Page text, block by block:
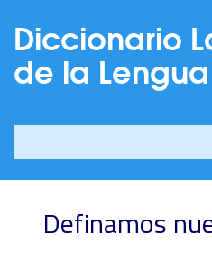
Diccionario
de la
Definamos